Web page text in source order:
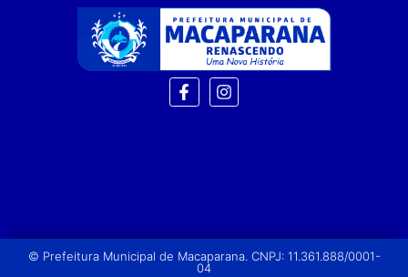
© Prefeitura Municipal de Macaparana. CNPJ: 11.361.888/0001-
04